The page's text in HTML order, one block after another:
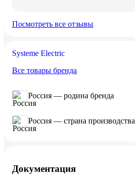
Посмотреть все отзывы
Systeme Electric
Все товары бренда
Россия — родина бренда
Россия — страна производства
Документация